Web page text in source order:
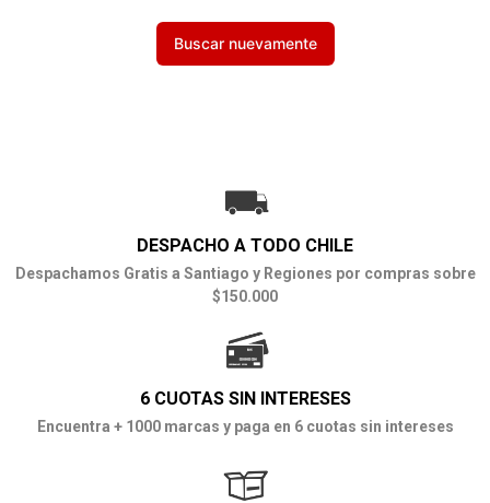
Buscar nuevamente
DESPACHO A TODO CHILE
Despachamos Gratis a Santiago y Regiones por compras sobre
$150.000
6 CUOTAS SIN INTERESES
Encuentra + 1000 marcas y paga en 6 cuotas sin intereses